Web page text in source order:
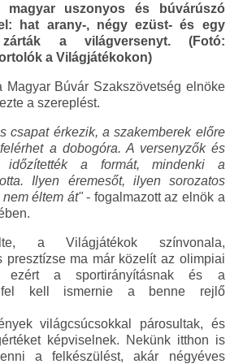
magyar uszonyos és búvárúszó
hat arany-, négy ezüst- és egy
zárták a világversenyt. (Fotó:
a Világjátékokon)
Magyar Búvár Szakszövetség elnöke
a szereplést.
csapat érkezik, a szakemberek előre
a dobogóra. A versenyzők és
időzítették a formát, mindenki a
Ilyen éremesőt, ilyen sorozatos
éltem át"- fogalmazott az elnök a
a Világjátékok színvonala,
presztízse ma már közelít az olimpiai
ezért a sportirányításnak és a
fel kell ismernie a benne rejlő
világcsúcsokkal párosultak, és
képviselnek. Nekünk itthon is
a felkészülést, akár négyéves